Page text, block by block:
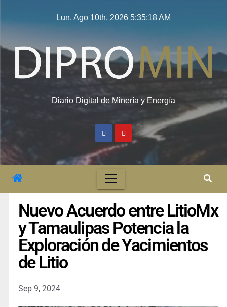
Lun. Ago 10th, 2026 5:35:19 AM
Diario Digital de Minería y Energía
Nuevo Acuerdo entre LitioMx
y Tamaulipas Potencia la
Exploración de Yacimientos
de Litio
Sep 9, 2024